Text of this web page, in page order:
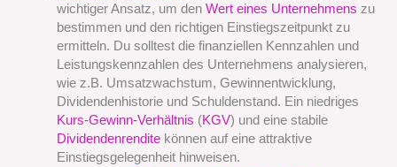
wichtiger Ansatz, um den Wert eines Unternehmens zu
bestimmen und den richtigen Einstiegszeitpunkt zu
ermitteln. Du solltest die finanziellen Kennzahlen und
Leistungskennzahlen des Unternehmens analysieren,
wie z.B. Umsatzwachstum, Gewinnentwicklung,
Dividendenhistorie und Schuldenstand. Ein niedriges
Kurs-Gewinn-Verhältnis (KGV) und eine stabile
Dividendenrenditekönnen auf eine attraktive
Einstiegsgelegenheit hinweisen.